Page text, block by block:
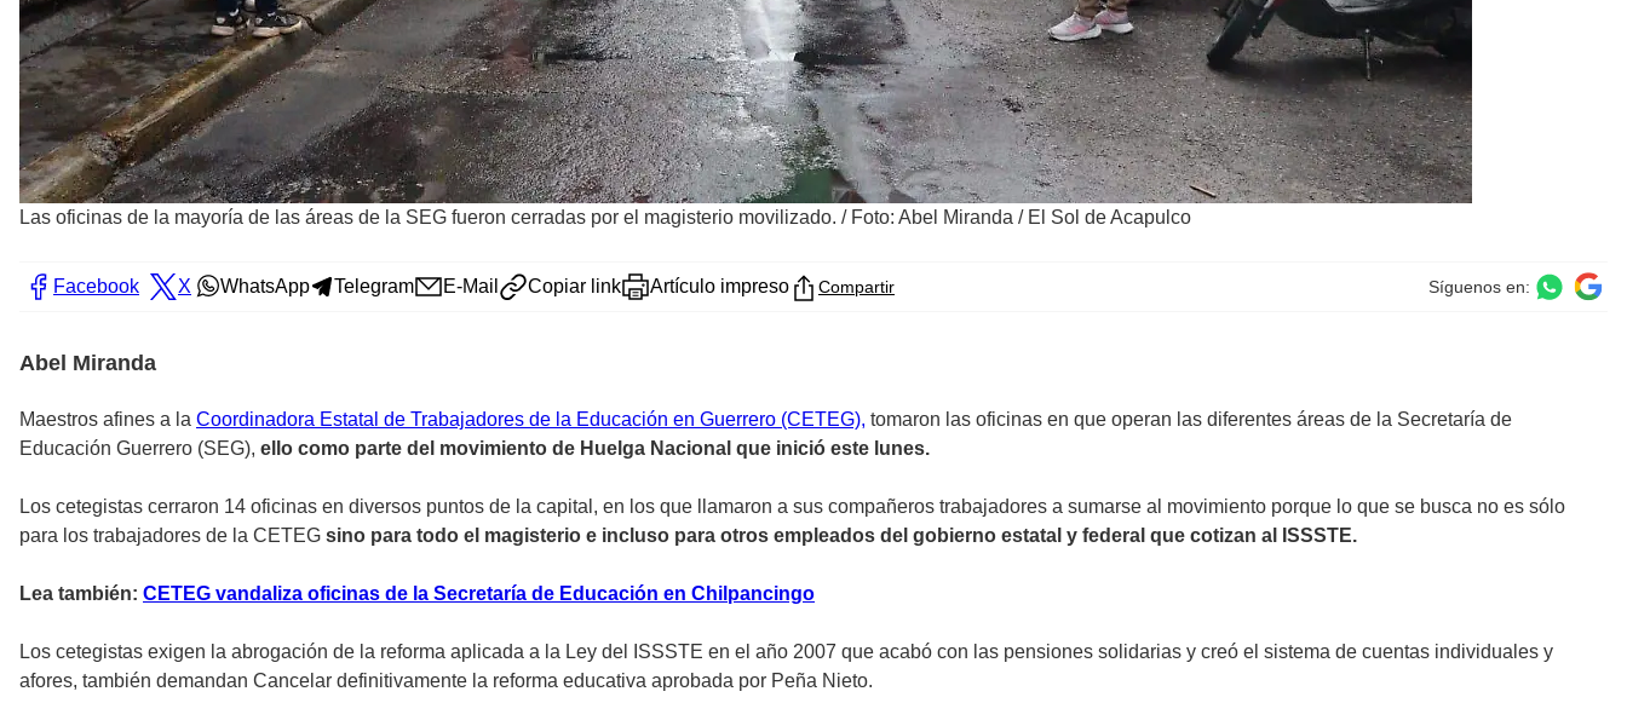
Las oficinas de la mayoría de las áreas de la SEG fueron cerradas por el magisterio movilizado. / Foto: Abel Miranda / El Sol de Acapulco
Facebook X WhatsApp Telegram E-Mail Copiar link Artículo impreso Compartir Síguenos en:
Abel Miranda
Maestros afines a la Coordinadora Estatal de Trabajadores de la Educación en Guerrero (CETEG), tomaron las oficinas en que operan las diferentes áreas de la Secretaría de
Educación Guerrero (SEG), ello como parte del movimiento de Huelga Nacional que inició este lunes.
Los cetegistas cerraron 14 oficinas en diversos puntos de la capital, en los que llamaron a sus compañeros trabajadores a sumarse al movimiento porque lo que se busca no es sólo
para los trabajadores de la CETEG sino para todo el magisterio e incluso para otros empleados del gobierno estatal y federal que cotizan al ISSSTE.
Lea también: CETEG vandaliza oficinas de la Secretaría de Educación en Chilpancingo
Los cetegistas exigen la abrogación de la reforma aplicada a la Ley del ISSSTE en el año 2007 que acabó con las pensiones solidarias y creó el sistema de cuentas individuales y
afores, también demandan Cancelar definitivamente la reforma educativa aprobada por Peña Nieto.